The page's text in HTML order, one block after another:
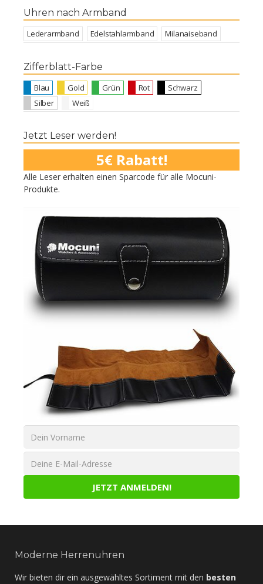
Uhren nach Armband
Lederarmband Edelstahlarmband Milanaiseband
Zifferblatt-Farbe
Blau Gold Grün Rot
Schwarz
Silber
Weiß
Jetzt Leser werden!
5€ Rabatt!
Alle Leser erhalten einen Sparcode für alle Mocuni-
Produkte.
Moderne Herrenuhren
Wir bieten dir ein ausgewähltes Sortiment mit den besten